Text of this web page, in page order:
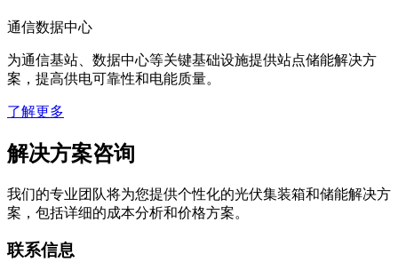
通信数据中心
为通信基站、数据中心等关键基础设施提供站点储能解决方
案，提高供电可靠性和电能质量。
了解更多
解决方案咨询
我们的专业团队将为您提供个性化的光伏集装箱和储能解决方
案，包括详细的成本分析和价格方案。
联系信息